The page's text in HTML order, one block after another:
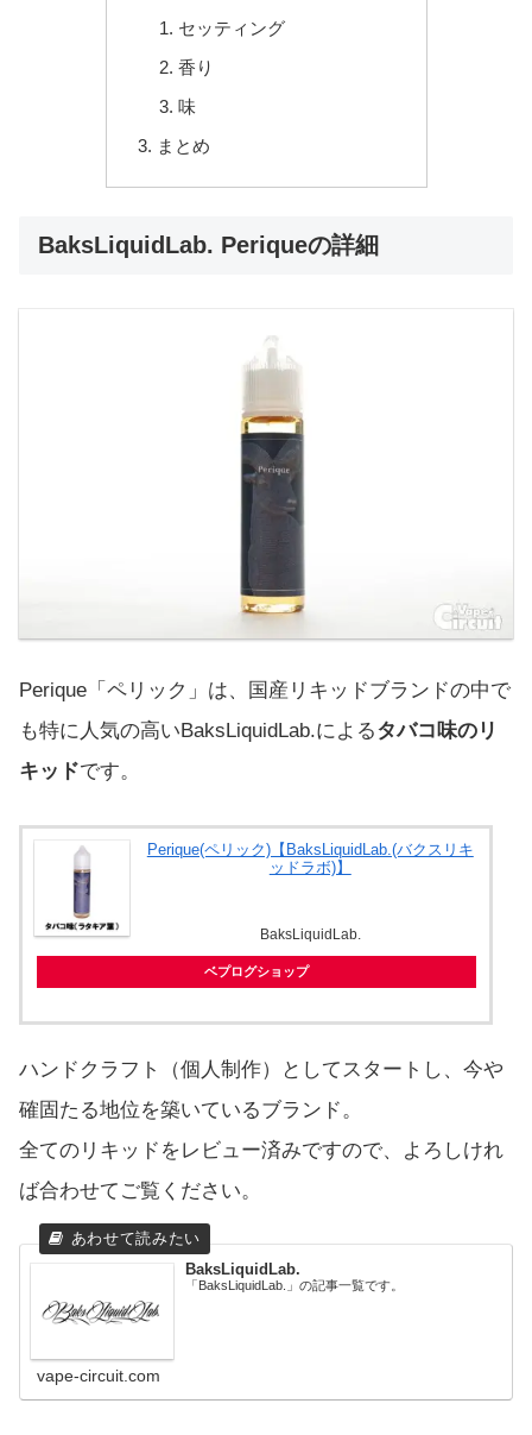
セッティング
香り
味
まとめ
BaksLiquidLab. Periqueの詳細
Perique「ペリック」は、国産リキッドブランドの中で
も特に人気の高いBaksLiquidLab.によるタバコ味のリ
キッドです。
Perique(ペリック)【BaksLiquidLab.(バクスリキ
ッドラボ)】
BaksLiquidLab.
ベプログショップ
ハンドクラフト（個人制作）としてスタートし、今や
確固たる地位を築いているブランド。
全てのリキッドをレビュー済みですので、よろしけれ
ば合わせてご覧ください。
BaksLiquidLab.
「BaksLiquidLab.」の記事一覧です。
vape-circuit.com